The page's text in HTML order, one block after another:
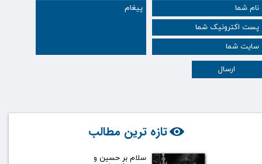
ارسال
تازه ترین مطالب
سلام بر حسین و